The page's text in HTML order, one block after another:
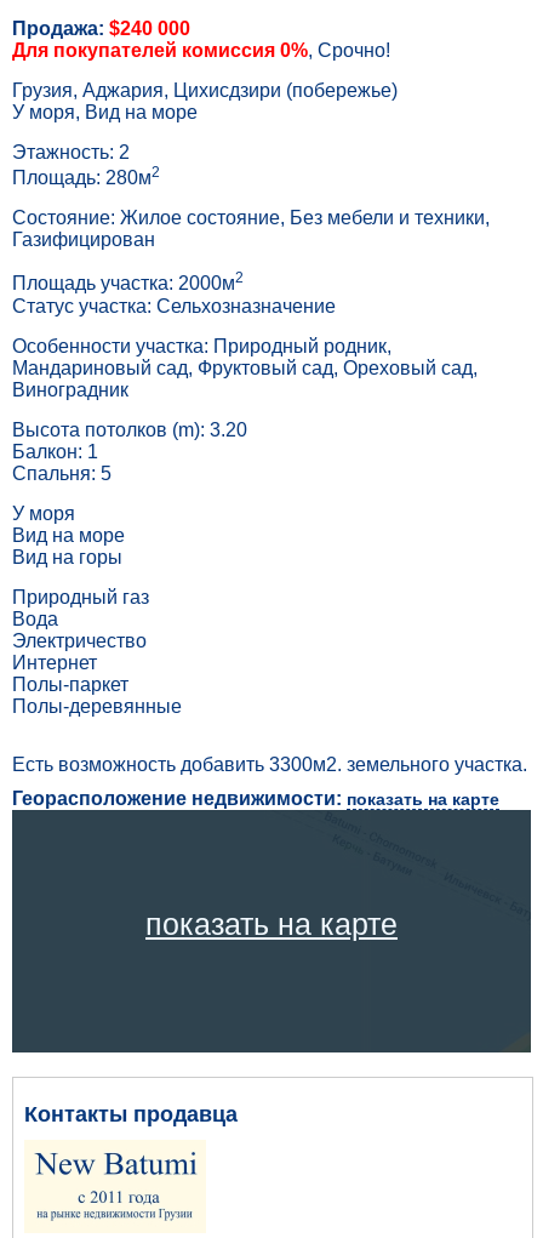
Продажа: $240 000
Для покупателей комиссия 0%, Срочно!
Грузия, Аджария, Цихисдзири (побережье)
У моря, Вид на море
Этажность: 2
Площадь: 280м2
Состояние: Жилое состояние, Без мебели и техники,
Газифицирован
Площадь участка: 2000м2
Статус участка: Сельхозназначение
Особенности участка: Природный родник,
Мандариновый сад, Фруктовый сад, Ореховый сад,
Виноградник
Высота потолков (m): 3.20
Балкон: 1
Спальня: 5
У моря
Вид на море
Вид на горы
Природный газ
Вода
Электричество
Интернет
Полы-паркет
Полы-деревянные
Есть возможность добавить 3300м2. земельного участка.
Георасположение недвижимости: показать на карте
показать на карте
Контакты продавца